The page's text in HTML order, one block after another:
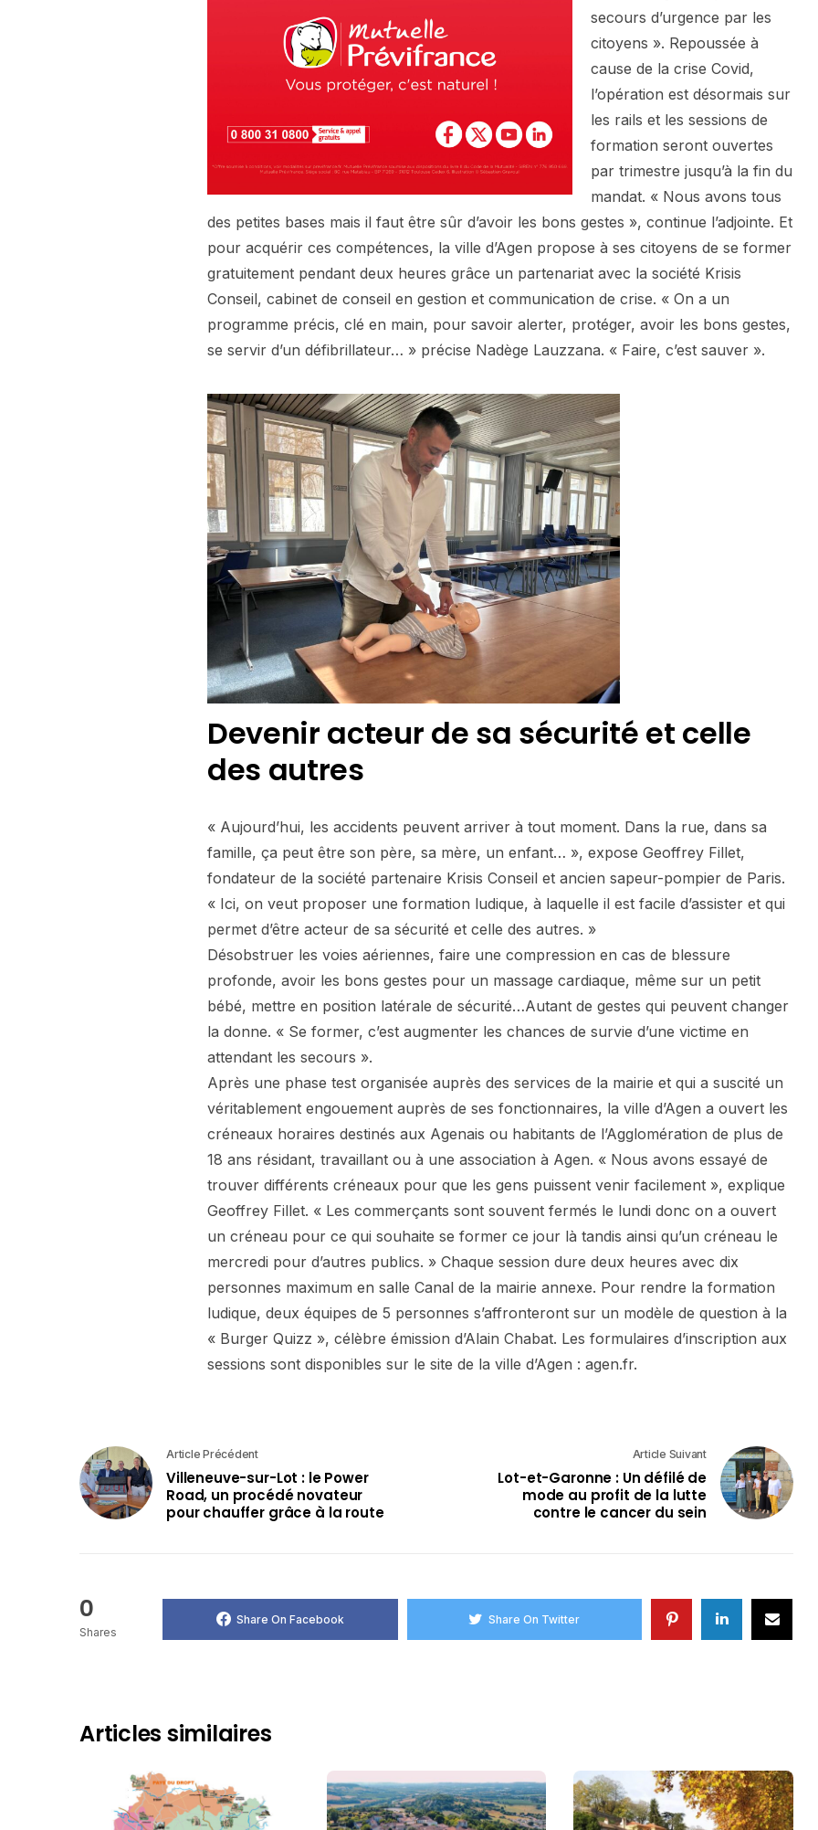
secours d’urgence par les
citoyens ». Repoussée à
cause de la crise Covid,
l’opération est désormais sur
les rails et les sessions de
formation seront ouvertes
par trimestre jusqu’à la fin du
mandat. « Nous avons tous
des petites bases mais il faut être sûr d’avoir les bons gestes », continue l’adjointe. Et
pour acquérir ces compétences, la ville d’Agen propose à ses citoyens de se former
gratuitement pendant deux heures grâce un partenariat avec la société Krisis
Conseil, cabinet de conseil en gestion et communication de crise. « On a un
programme précis, clé en main, pour savoir alerter, protéger, avoir les bons gestes,
se servir d’un défibrillateur… » précise Nadège Lauzzana. « Faire, c’est sauver ».
Devenir acteur de sa sécurité et celle
des autres
« Aujourd’hui, les accidents peuvent arriver à tout moment. Dans la rue, dans sa
famille, ça peut être son père, sa mère, un enfant… », expose Geoffrey Fillet,
fondateur de la société partenaire Krisis Conseil et ancien sapeur-pompier de Paris.
« Ici, on veut proposer une formation ludique, à laquelle il est facile d’assister et qui
permet d’être acteur de sa sécurité et celle des autres. »
Désobstruer les voies aériennes, faire une compression en cas de blessure
profonde, avoir les bons gestes pour un massage cardiaque, même sur un petit
bébé, mettre en position latérale de sécurité…Autant de gestes qui peuvent changer
la donne. « Se former, c’est augmenter les chances de survie d’une victime en
attendant les secours ».
Après une phase test organisée auprès des services de la mairie et qui a suscité un
véritablement engouement auprès de ses fonctionnaires, la ville d’Agen a ouvert les
créneaux horaires destinés aux Agenais ou habitants de l’Agglomération de plus de
18 ans résidant, travaillant ou à une association à Agen. « Nous avons essayé de
trouver différents créneaux pour que les gens puissent venir facilement », explique
Geoffrey Fillet. « Les commerçants sont souvent fermés le lundi donc on a ouvert
un créneau pour ce qui souhaite se former ce jour là tandis ainsi qu’un créneau le
mercredi pour d’autres publics. » Chaque session dure deux heures avec dix
personnes maximum en salle Canal de la mairie annexe. Pour rendre la formation
ludique, deux équipes de 5 personnes s’affronteront sur un modèle de question à la
« Burger Quizz », célèbre émission d’Alain Chabat. Les formulaires d’inscription aux
sessions sont disponibles sur le site de la ville d’Agen : agen.fr.
Article Précédent
Villeneuve-sur-Lot : le Power
Road, un procédé novateur
pour chauffer grâce à la route
Article Suivant
Lot-et-Garonne : Un défilé de
mode au profit de la lutte
contre le cancer du sein
0
Shares
Share On Facebook Share On Twitter
Articles similaires